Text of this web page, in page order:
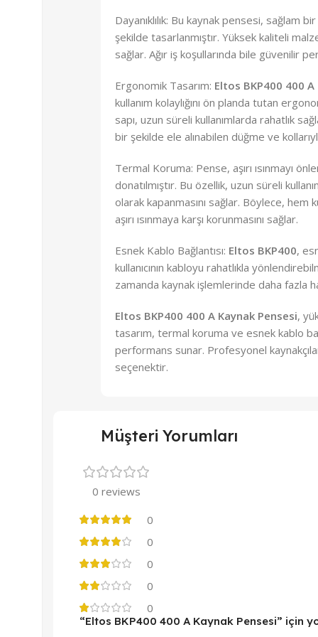
Dayanıklılık: Bu kaynak pensesi, sağlam
şekilde tasarlanmıştır. Yüksek kaliteli
sağlar. Ağır iş koşullarında bile güvenilir
Ergonomik Tasarım: Eltos BKP400 400
kullanım kolaylığını ön planda tutan
sapı, uzun süreli kullanımlarda rahatlık
bir şekilde ele alınabilen düğme ve
Termal Koruma: Pense, aşırı ısınmayı
donatılmıştır. Bu özellik, uzun süreli
olarak kapanmasını sağlar. Böylece, hem
aşırı ısınmaya karşı korunmasını sağlar.
Esnek Kablo Bağlantısı: Eltos BKP400,
kullanıcının kabloyu rahatlıkla
zamanda kaynak işlemlerinde daha fazla
Eltos BKP400 400 A Kaynak Pensesi,
tasarım, termal koruma ve esnek kablo
performans sunar. Profesyonel
seçenektir.
Müşteri Yorumları
0 reviews
0
0
0
0
0
“Eltos BKP400 400 A Kaynak Pensesi” için